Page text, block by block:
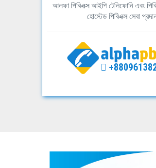
আলফা পিবিএক্স আইপি টেলিফোনি এবং
হোস্টেড পিবিএক্স সেবা